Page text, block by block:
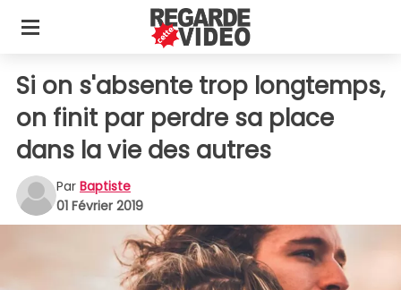
Si on s'absente trop longtemps,
on finit par perdre sa place
dans la vie des autres
Par Baptiste
01 Février 2019